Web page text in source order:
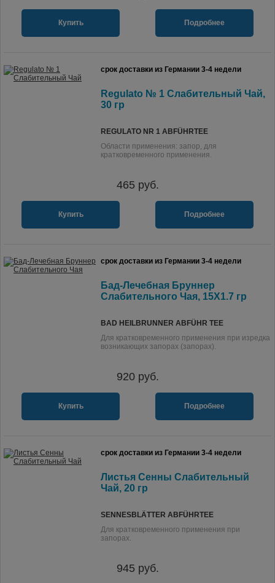
Купить Подробнее
срок доставки из Германии 3-4 недели
Regulato № 1 Слабительный Чай,
30 гр
REGULATO NR 1 ABFÜHRTEE
Области применения: запор, для
кратковременного применения.
465 руб.
Купить Подробнее
срок доставки из Германии 3-4 недели
Бад-Лечебная Бруннер
Слабительного Чая, 15X1.7 гр
BAD HEILBRUNNER ABFÜHR TEE
Для кратковременного применения при изредка
возникающих запорах (запорах).
920руб.
Купить Подробнее
срок доставки из Германии 3-4 недели
Листья Сенны Слабительный
Чай, 20 гр
SENNESBLÄTTER ABFÜHRTEE
Для кратковременного применения при
запорах.
945 руб.